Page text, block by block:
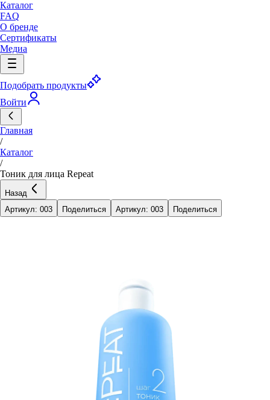
Каталог
FAQ
О бренде
Сертификаты
Медиа
Подобрать продукты
Войти
Главная
/
Каталог
/
Тоник для лица Repeat
Назад
Артикул: 003
Поделиться Артикул: 003 Поделиться